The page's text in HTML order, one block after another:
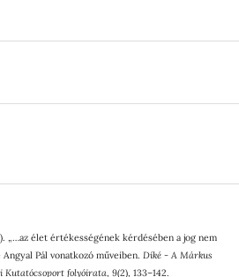
„…az élet értékességének kérdésében a jog nem
Pál vonatkozó műveiben. Díké - A Márkus
Kutatócsoport folyóirata, 9(2), 133–142.